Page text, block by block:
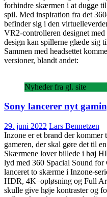
forhindre skærmen i at dugge
spil. Med inspiration fra det
befinder sig i den
VR2-controlleren designet
design kan spillerne glæde sig
Sammen med headsettet
versioner, blandt andet:
Nyheder fra gl. site
Sony lancerer nyt
29. juni 2022 Lars Bennetzen
Inzone er et brand der
gameren, der skal gøre det til
Skærmene lover billede i høj
lyd med 360 Spacial Sound
lanceret to skærme i Inzone-
HDR, 4K–opløsning og Full
skulle give høje kontraster og